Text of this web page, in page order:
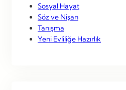
Sosyal Hayat
Söz ve Nişan
Tanışma
Yeni Evliliğe Hazırlık